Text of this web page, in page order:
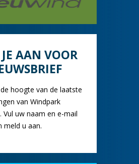
AAN VOOR
hoogte van de laatste
van Windpark
Vul uw naam en e-mail
meld u aan.